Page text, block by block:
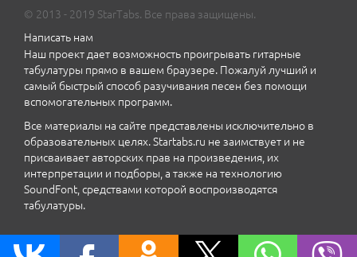
© 2013 - 2019 StarTabs. Все права защищены.
Написать нам
Наш проект дает возможность проигрывать гитарные
табулатуры прямо в вашем браузере. Пожалуй лучший и
самый быстрый способ разучивания песен без помощи
вспомогательных программ.
Все материалы на сайте представлены исключительно в
образовательных целях. Startabs.ru не заимствует и не
присваивает авторских прав на произведения, их
интерпретации и подборы, а также на технологию
SoundFont, средствами которой воспроизводятся
табулатуры.